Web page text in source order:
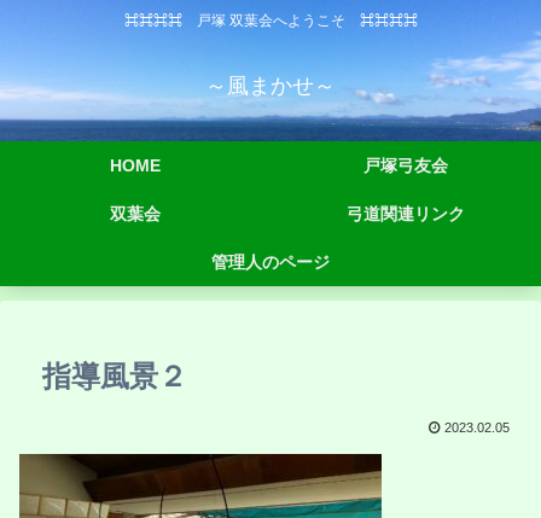
⌘⌘⌘⌘ 戸塚 双葉会へようこそ ⌘⌘⌘⌘
～風まかせ～
HOME 戸塚弓友会
双葉会 弓道関連リンク
管理人のページ
指導風景２
2023.02.05